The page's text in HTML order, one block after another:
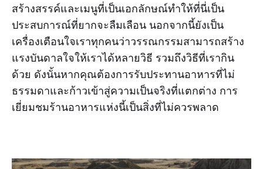
สร้างสรรค์และเมนูที่เป็นเอกลักษณ์ทำให้ที่นี่เป็น
ประสบการณ์ที่ยากจะลืมเลือน นอกจากนี้ยังเป็น
เครื่องเตือนใจเราทุกคนว่าวรรณกรรมสามารถสร้าง
แรงบันดาลใจให้เราได้หลายวิธี รวมถึงวิธีที่เรากิน
ด้วย ดังนั้นหากคุณต้องการรับประทานอาหารที่ไม่
ธรรมดาและก้าวเข้าสู่ความเป็นจริงที่แตกต่าง การ
เยี่ยมชมร้านอาหารแห่งนี้เป็นสิ่งที่ไม่ควรพลาด